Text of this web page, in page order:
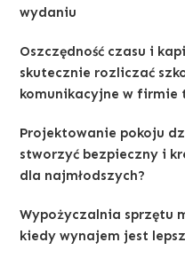
wydaniu
Oszczędność czasu i
skutecznie rozliczać
komunikacyjne w firmie
Projektowanie pokoju
stworzyć bezpieczny i
dla najmłodszych?
Wypożyczalnia sprzętu
kiedy wynajem jest